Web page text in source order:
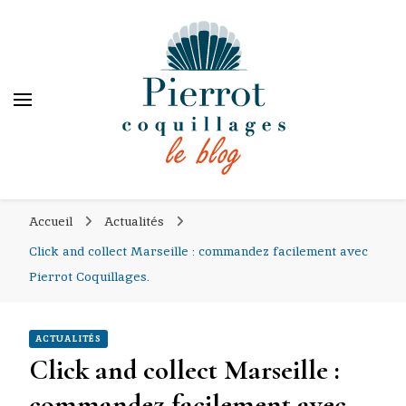
PIERROT COQUILLAGES
Accueil
Actualités
Click and collect Marseille : commandez facilement avec
Pierrot Coquillages.
ACTUALITÉS
Click and collect Marseille :